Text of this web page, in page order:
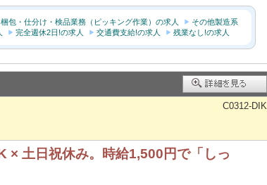
梱包・仕分け・検品業務（ピッキング作業）の求人
その他製造系
完全週休2日!の求人 交通費支給!の求人 残業なし!の求人
C0312-DIK
× 土日祝休み。時給1,500円で「しっ